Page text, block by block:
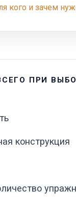
кого и зачем
ПРИ
конструкция